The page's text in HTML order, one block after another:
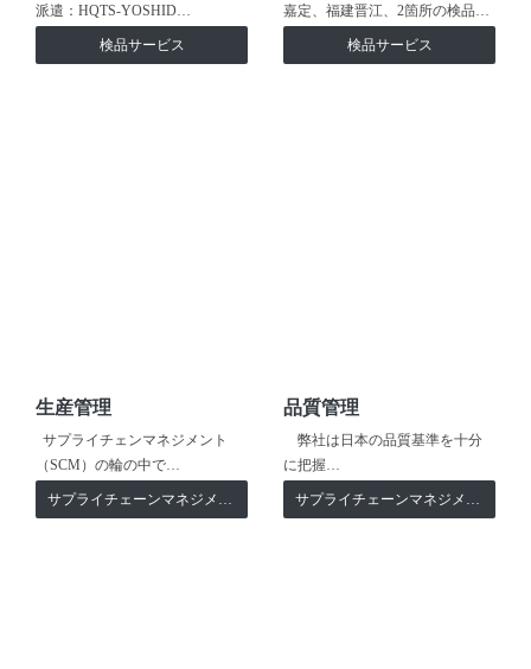
派遣：HQTS-YOSHID…
検品サービス
嘉定、福建晋江、2箇所の検品…
検品サービス
生産管理
サプライチェンマネジメント
（SCM）の輪の中で…
サプライチェーンマネジメント
品質管理
弊社は日本の品質基準を十分
に把握…
サプライチェーンマネジメント